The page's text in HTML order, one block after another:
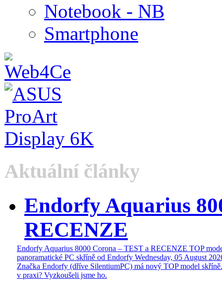
Notebook - NB
Smartphone
Aktuální články
Endorfy Aquarius
RECENZE
Endorfy Aquarius 8000 Corona – TEST a RECENZE TOP
panoramatické PC skříně od Endorfy Wednesday, 05 August
Značka Endorfy (dříve SilentiumPC) má nový TOP model
v praxi? Vyzkoušeli jsme ho.